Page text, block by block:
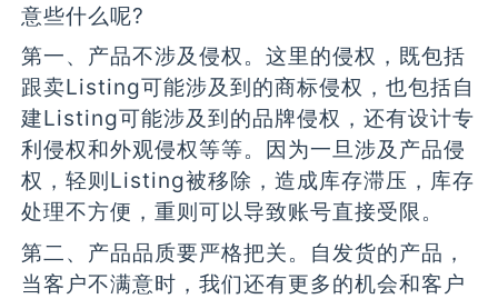
意些什么呢?
第一、产品不涉及侵权。这里的侵权，既包括
跟卖Listing可能涉及到的商标侵权，也包括自
建Listing可能涉及到的品牌侵权，还有设计专
利侵权和外观侵权等等。因为一旦涉及产品侵
权，轻则Listing被移除，造成库存滞压，库存
处理不方便，重则可以导致账号直接受限。
第二、产品品质要严格把关。自发货的产品，
当客户不满意时，我们还有更多的机会和客户